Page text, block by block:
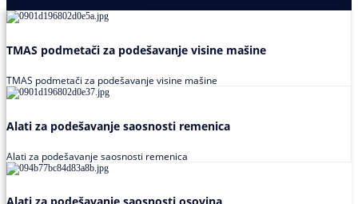
TMAS podmetači za podešavanje visine mašine
TMAS podmetači za podešavanje visine mašine
Alati za podešavanje saosnosti remenica
Alati za podešavanje saosnosti remenica